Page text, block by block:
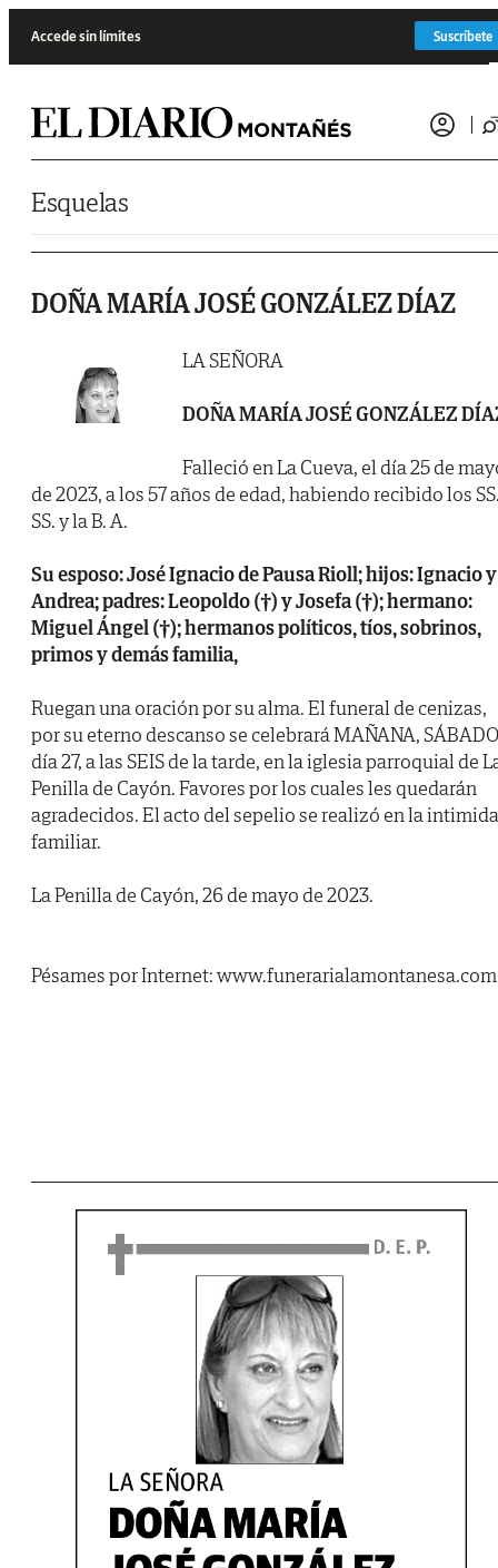
Accede sin límites Suscríbete
Esquelas
DOÑA MARÍA JOSÉ GONZÁLEZ DÍAZ
LA SEÑORA
DOÑA MARÍA JOSÉ GONZÁLEZ
Falleció en La Cueva, el día 25 de
de 2023, a los 57 años de edad, habiendo recibido los
SS. y la B. A.
Su esposo: José Ignacio de Pausa Rioll; hijos: Ignacio y
Andrea; padres: Leopoldo (†) y Josefa (†); hermano:
Miguel Ángel (†); hermanos políticos, tíos, sobrinos,
primos y demás familia,
Ruegan una oración por su alma. El funeral de cenizas,
por su eterno descanso se celebrará MAÑANA,
día 27, a las SEIS de la tarde, en la iglesia parroquial de
Penilla de Cayón. Favores por los cuales les quedarán
agradecidos. El acto del sepelio se realizó en la
familiar.
La Penilla de Cayón, 26 de mayo de 2023.
Pésames por Internet: www.funerarialamontanesa.com